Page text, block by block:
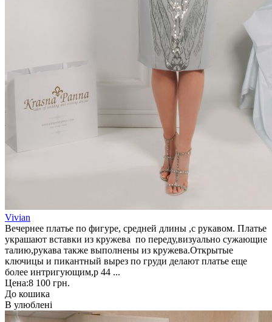
Vivian
Вечернее платье по фигуре, средней длины ,с рукавом. Платье
украшают вставки из кружева по переду,визуально сужающие
талию,рукава также выполнены из кружева.Открытые
ключицы и пикантный вырез по груди делают платье еще
более интригующим,р 44 ...
Цена:8 100 грн.
До кошика
В улюблені